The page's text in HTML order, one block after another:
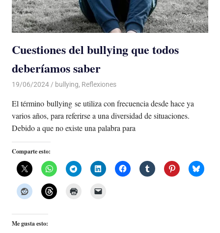
Cuestiones del bullying que todos
deberíamos saber
19/06/2024 De todo un Poco
bullying, Reflexiones
El término bullying se utiliza con frecuencia desde hace ya
varios años, para referirse a una diversidad de situaciones.
Debido a que no existe una palabra para
Comparte esto:
Me gusta esto: